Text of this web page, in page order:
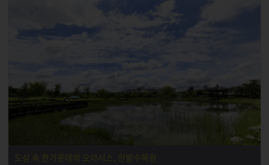
도심 속 한가운데의 오아시스, 한밭수목원